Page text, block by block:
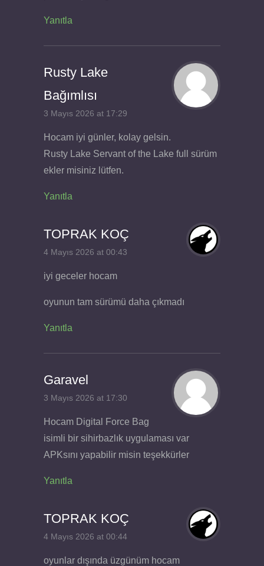
Yanıtla
Rusty Lake
Bağımlısı
3 Mayıs 2026 at 17:29
Hocam iyi günler, kolay gelsin.
Rusty Lake Servant of the Lake full sürüm
ekler misiniz lütfen.
Yanıtla
TOPRAK KOÇ
4 Mayıs 2026 at 00:43
iyi geceler hocam
oyunun tam sürümü daha çıkmadı
Yanıtla
Garavel
3 Mayıs 2026 at 17:30
Hocam Digital Force Bag
isimli bir sihirbazlık uygulaması var
APKsını yapabilir misin teşekkürler
Yanıtla
TOPRAK KOÇ
4 Mayıs 2026 at 00:44
oyunlar dışında üzgünüm hocam